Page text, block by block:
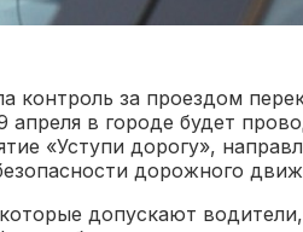
контроль за проездом
апреля в городе будет
«Уступи дорогу»,
дорожного
допускают